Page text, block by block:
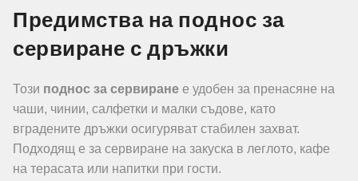
Предимства на поднос за
сервиране с дръжки
Този поднос за сервиране е удобен за пренасяне на
чаши, чинии, салфетки и малки съдове, като
вградените дръжки осигуряват стабилен захват.
Подходящ е за сервиране на закуска в леглото, кафе
на терасата или напитки при гости.